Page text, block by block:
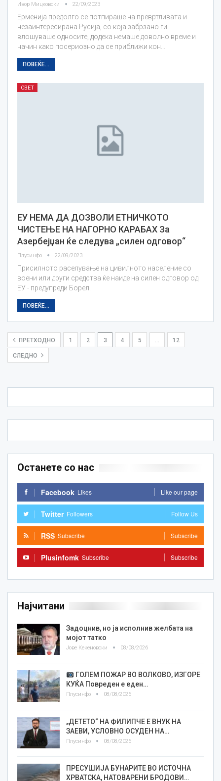
Ивор Мицковски 22/09/2023
Ерменија предолго се потпираше на превртливата и
незаинтересирана Русија, со која забрзано ги
влошуваше односите, додека немаше доволно време и
начин како посериозно да се приближи кон…
ПОВЕЌЕ...
СВЕТ
ЕУ НЕМА ДА ДОЗВОЛИ ЕТНИЧКОТО
ЧИСТЕЊЕ НА НАГОРНО КАРАБАХ За
Азербејџан ќе следува „силен одговор“
Плусинфо 22/09/2023
Присилното раселување на цивилното население со
воени или други средства ќе наиде на силен одговор од
ЕУ - предупреди Борел.
ПОВЕЌЕ...
ПРЕТХОДНО 1 2 3 4 5 12
СЛЕДНО
Останете со нас
Facebook Likes Like our page
Twitter Followers Follow Us
RSS Subscribe Subscribe
Plusinfomk Subscribe Subscribe
Најчитани
Задоцнив, но ја исполнив желбата на
мојот татко
Јове Кекеновски 08/08/2026
ГОЛЕМ ПОЖАР ВО ВОЛКОВО, ИЗГОРЕ
КУЌА Повреден е еден…
Плусинфо 08/08/2026
„ДЕТЕТО“ НА ФИЛИПЧЕ Е ВНУК НА
ЗАЕВИ, УСЛОВНО ОСУДЕН НА…
Плусинфо 08/08/2026
ПРЕСУШИЈА БУНАРИТЕ ВО ИСТОЧНА
ХРВАТСКА, НАТОВАРЕНИ БРОДОВИ…